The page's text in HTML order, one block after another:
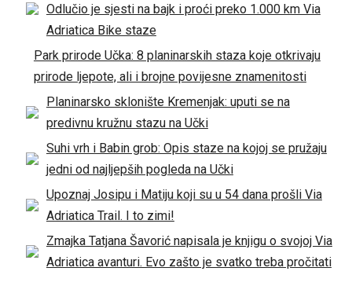
Odlučio je sjesti na bajk i proći preko 1.000 km Via
Adriatica Bike staze
Park prirode Učka: 8 planinarskih staza koje otkrivaju
prirode ljepote, ali i brojne povijesne znamenitosti
Planinarsko sklonište Kremenjak: uputi se na
predivnu kružnu stazu na Učki
Suhi vrh i Babin grob: Opis staze na kojoj se pružaju
jedni od najljepših pogleda na Učki
Upoznaj Josipu i Matiju koji su u 54 dana prošli Via
Adriatica Trail. I to zimi!
Zmajka Tatjana Šavorić napisala je knjigu o svojoj Via
Adriatica avanturi. Evo zašto je svatko treba pročitati